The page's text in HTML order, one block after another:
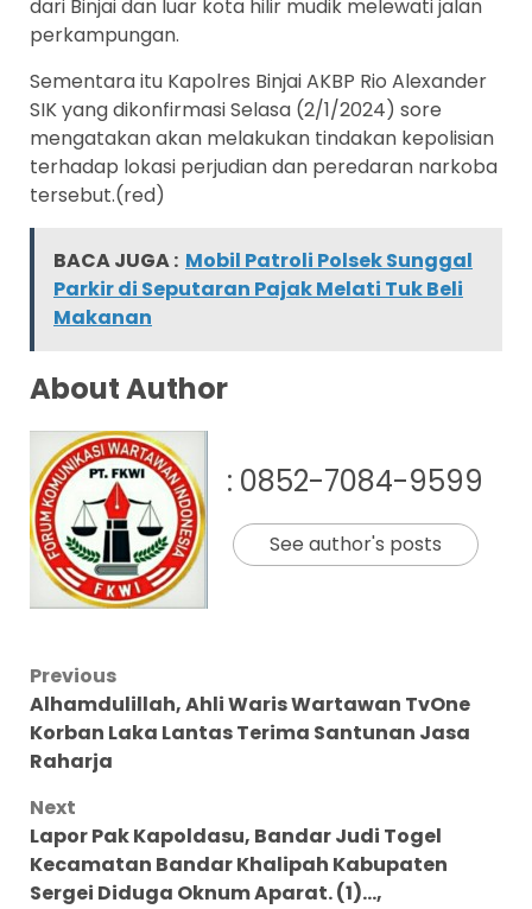
dari Binjai dan luar kota hilir mudik melewati jalan
perkampungan.
Sementara itu Kapolres Binjai AKBP Rio Alexander
SIK yang dikonfirmasi Selasa (2/1/2024) sore
mengatakan akan melakukan tindakan kepolisian
terhadap lokasi perjudian dan peredaran narkoba
tersebut.(red)
BACA JUGA : Mobil Patroli Polsek Sunggal
Parkir di Seputaran Pajak Melati Tuk Beli
Makanan
About Author
: 0852-7084-9599
See author's posts
Post
navigation
Previous
Alhamdulillah, Ahli Waris Wartawan TvOne
Korban Laka Lantas Terima Santunan Jasa
Raharja
Next
Lapor Pak Kapoldasu, Bandar Judi Togel
Kecamatan Bandar Khalipah Kabupaten
Sergei Diduga Oknum Aparat. (1)…,